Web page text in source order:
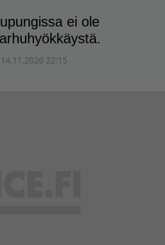
ei ole
14.11.2020 22:15